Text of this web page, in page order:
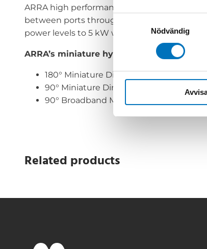
Samtyckesval
Nödvändig
ARRA high performance miniature coaxial
between ports through 18 GHz, and handle
power levels to 5 kW with less than 1 dB
ARRA’s miniature hybrid coupler product
180° Miniature Directional Hybrid
90° Miniature Directional Hybrid
90° Broadband Miniature Directional
Related products